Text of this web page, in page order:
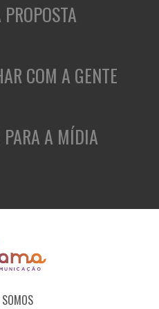
COM A GENTE
PARA A MÍDIA